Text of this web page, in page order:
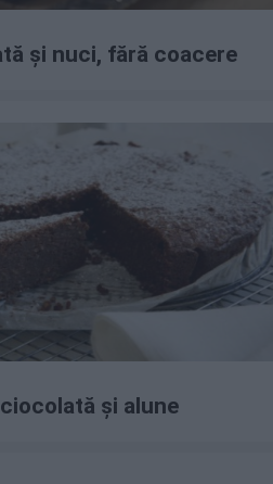
și nuci, fără coacere
și alune